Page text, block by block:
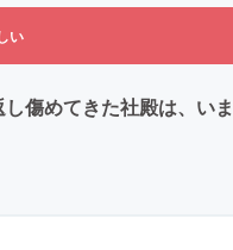
い
傷めてきた社殿は、い